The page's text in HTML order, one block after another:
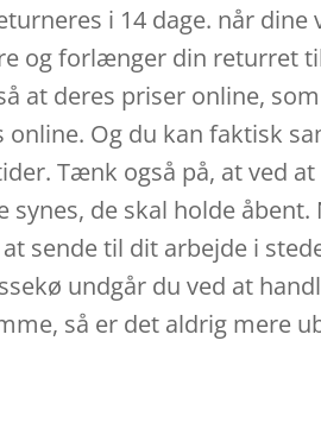
i 14 dage. når
og forlænger din returret
at deres priser online,
online. Og du kan faktisk
Tænk også på, at ved
de skal holde
sende til dit arbejde i
undgår du ved at
så er det aldrig mere